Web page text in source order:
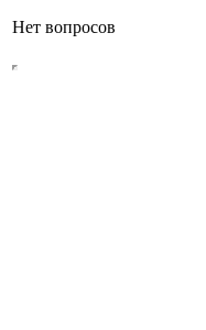
Нет вопросов